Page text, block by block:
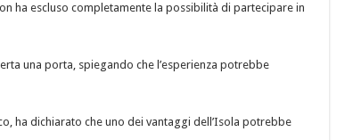
ha escluso completamente la possibilità di partecipare in
una porta, spiegando che l’esperienza potrebbe
ha dichiarato che uno dei vantaggi dell’Isola potrebbe